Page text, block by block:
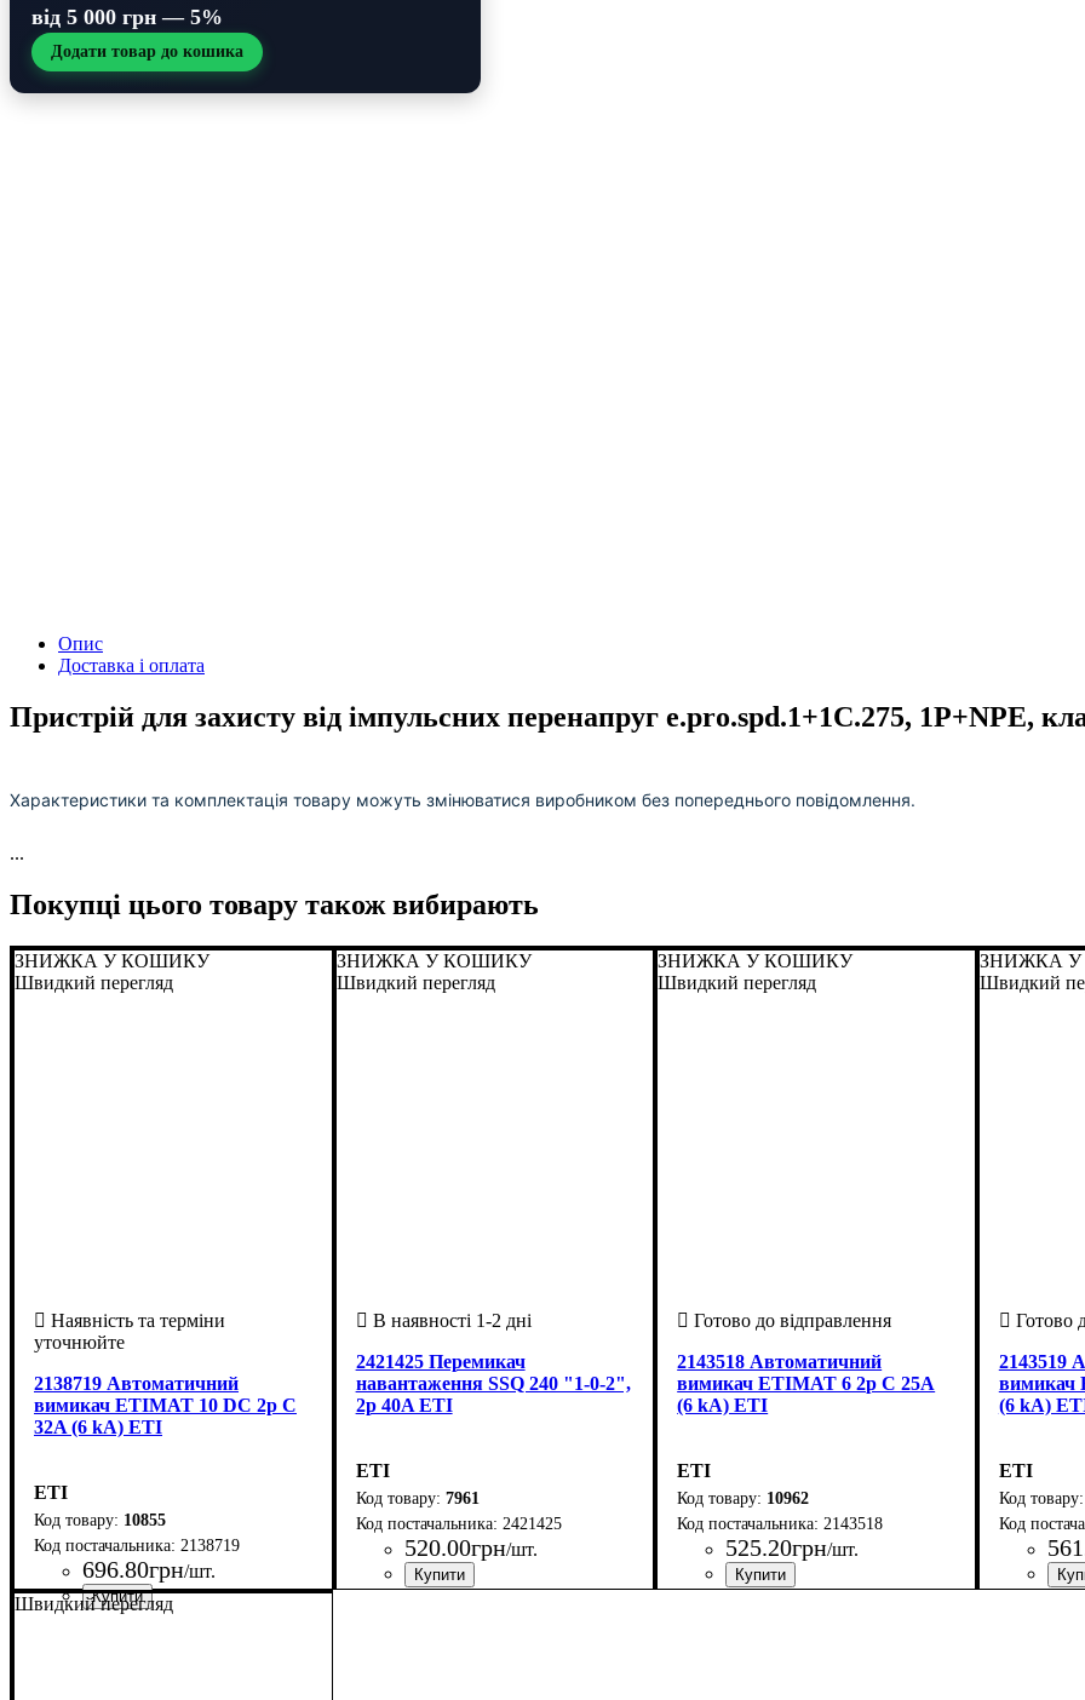
від 5 000 грн — 5%
Додати товар до кошика
Опис
Доставка і оплата
Пристрій для захисту від імпульсних перенапруг e.pro.spd.1+1C.275, 1P+NPE,
Характеристики та комплектація товару можуть змінюватися виробником без попереднього повідомлення.
...
Покупці цього товару також вибирають
ЗНИЖКА У КОШИКУ
Швидкий перегляд
2138719 Автоматичний
вимикач ETIMAT 10 DC 2p C
32A (6 kA) ETI
ETI
10855
2138719
696.80грн/шт.
Країна-виробник
Серія : ETIMAT 10 DC
Час-струмові характеристики
Умови використання
Кількість полюсів
Номінальний струм, А
Здатність відключення, кА
Рід струму: постійний
ЗНИЖКА У КОШИКУ
Швидкий перегляд
2421425 Перемикач
навантаження SSQ 240 "1-0-2",
2p 40A ETI
ETI
7961
2421425
520.00грн/шт.
ЗНИЖКА У КОШИКУ
Швидкий перегляд
2143518 Автоматичний
вимикач ETIMAT 6 2p C 25А
(6 kA) ETI
ETI
10962
2143518
525.20грн/шт.
ЗНИЖКА
Швидкий
2143519
вимикач
(6 kA)
ETI
561
Швидкий перегляд